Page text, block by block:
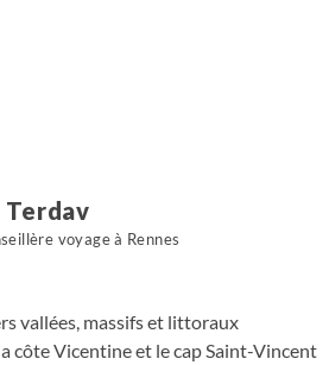
ses plages sauvages, puis le cap
Lagos. Une itinérance variée, entre
Terdav
voyage à Rennes
vallées, massifs et littoraux
côte Vicentine et le cap Saint-Vincent